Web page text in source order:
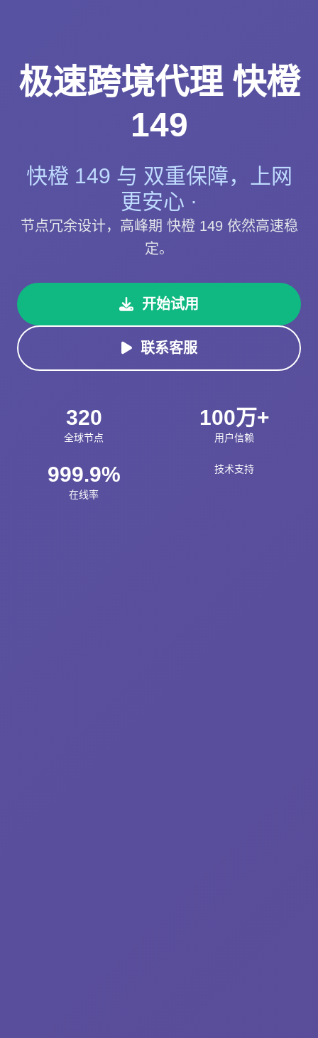
极速跨境代理 快橙
149
快橙 149 与 双重保障，上网
更安心 ·
节点冗余设计，高峰期 快橙 149 依然高速稳
定。
开始试用
联系客服
320
全球节点
100万+
用户信赖
999.9%
在线率
技术支持